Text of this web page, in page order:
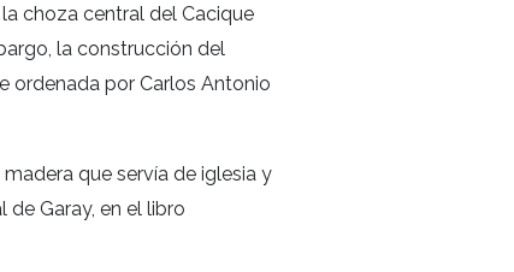
choza central del Cacique
la construcción del
ordenada por Carlos Antonio
que servía de iglesia y
Garay, en el libro